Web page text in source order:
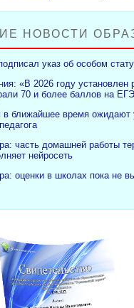
НОВОСТИ
указ об особом
«В 2026 году установлен
70 и более баллов на
ближайшее время ожидают
часть домашней работы
нейросеть
оценки в школах пока не